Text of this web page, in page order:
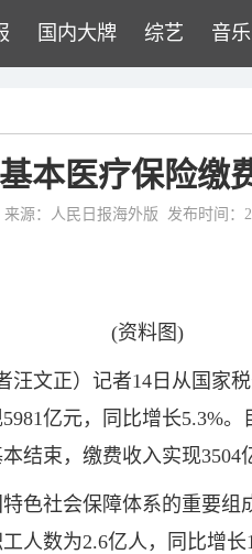
国内大牌 综艺 音乐
本医疗保险缴
来源：人民日报海外版 发布时间：
(资料图)
汪文正）记者14日从国家
亿元，同比增长5.3%
结束，缴费收入实现3504
色社会保障体系的重要组
人数为2.6亿人，同比增